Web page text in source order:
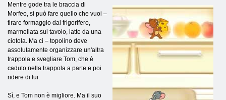
Mentre gode tra le braccia di
Morfeo, si può fare quello che vuoi –
tirare formaggio dal frigorifero,
marmellata sul tavolo, latte da una
ciotola. Ma ci – topolino deve
assolutamente organizzare un'altra
trappola e svegliare Tom, che è
caduto nella trappola a parte e poi
ridere di lui.
Sì, e Tom non è migliore. Ma il suo